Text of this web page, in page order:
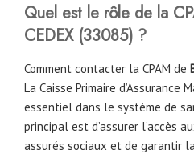
Quel est le rôle de la
CEDEX (33085) ?
Comment contacter la CPAM de
La Caisse Primaire d’Assurance
essentiel dans le système de
principal est d’assurer l’accès
assurés sociaux et de garantir